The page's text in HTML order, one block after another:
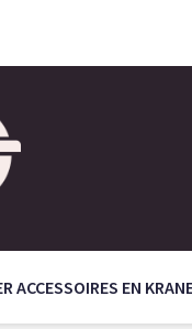
ACCESSOIRES EN